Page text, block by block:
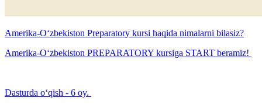
Amerika-O‘zbekiston Preparatory kursi haqida nimalarni bilasiz?
Amerika-O‘zbekiston PREPARATORY kursiga START beramiz!
Dasturda o‘qish - 6 oy.